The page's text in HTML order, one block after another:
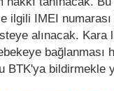
ilgili IMEI numarası
alınacak. Kara
bağlanması
BTK'ya bildirmekle